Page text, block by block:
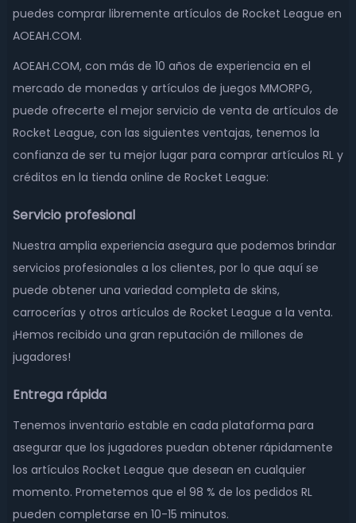
puedes comprar libremente artículos de Rocket League en
AOEAH.COM.
AOEAH.COM, con más de 10 años de experiencia en el
mercado de monedas y artículos de juegos MMORPG,
puede ofrecerte el mejor servicio de venta de artículos de
Rocket League, con las siguientes ventajas, tenemos la
confianza de ser tu mejor lugar para comprar artículos RL y
créditos en la tienda online de Rocket League:
Servicio profesional
Nuestra amplia experiencia asegura que podemos brindar
servicios profesionales a los clientes, por lo que aquí se
puede obtener una variedad completa de skins,
carrocerías y otros artículos de Rocket League a la venta.
¡Hemos recibido una gran reputación de millones de
jugadores!
Entrega rápida
Tenemos inventario estable en cada plataforma para
asegurar que los jugadores puedan obtener rápidamente
los artículos Rocket League que desean en cualquier
momento. Prometemos que el 98 % de los pedidos RL
pueden completarse en 10-15 minutos.